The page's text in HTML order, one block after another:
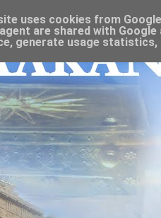
uses cookies from
are shared with
generate usage statistics,